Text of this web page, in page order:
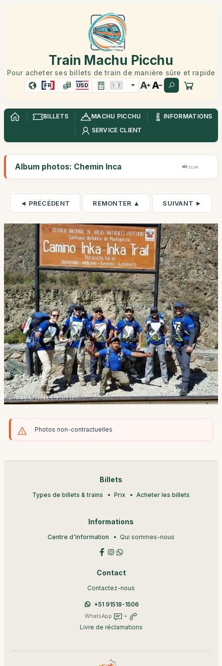
Train Machu Picchu
Pour acheter ses billets de train de manière sûre et rapide
FR USD
BILLETS MACHU PICCHU
INFORMATIONS
SERVICE CLIENT
Album photos: Chemin Inca 52,9K
◄ PRÉCÉDENT REMONTER ▲ SUIVANT ►
Photos non-contractuelles
Billets
Types de billets & trains Prix Acheter les billets
Informations
Centre d'information Qui sommes-nous
Contact
Contactez-nous
+51 91518-1506
WhatsApp +
Livre de réclamations